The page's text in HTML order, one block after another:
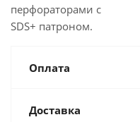
перфораторами с
SDS+ патроном.
Оплата
Доставка